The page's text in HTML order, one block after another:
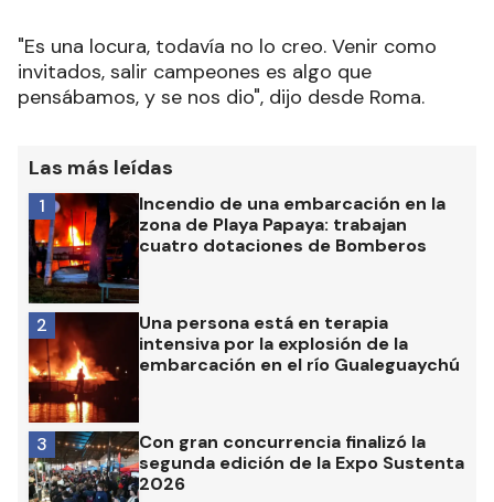
"Es una locura, todavía no lo creo. Venir como
invitados, salir campeones es algo que
pensábamos, y se nos dio", dijo desde Roma.
Las más leídas
Incendio de una embarcación en la
zona de Playa Papaya: trabajan
cuatro dotaciones de Bomberos
1
Una persona está en terapia
intensiva por la explosión de la
embarcación en el río Gualeguaychú
2
Con gran concurrencia finalizó la
segunda edición de la Expo Sustenta
2026
3